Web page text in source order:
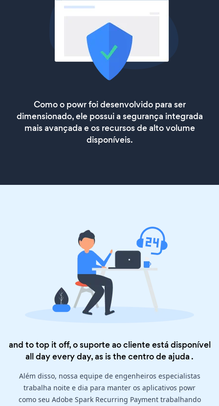
Como o powr foi desenvolvido para ser
dimensionado, ele possui a segurança integrada
mais avançada e os recursos de alto volume
disponíveis.
and to top it off, o suporte ao cliente está disponível
all day every day, as is thecentro de ajuda .
Além disso, nossa equipe de engenheiros especialistas
trabalha noite e dia para manter os aplicativos powr
como seu Adobe Spark Recurring Payment trabalhando